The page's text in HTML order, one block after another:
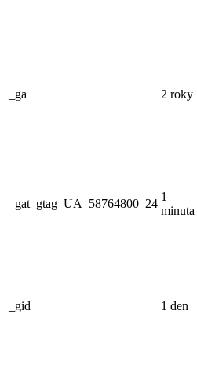
_ga 2 roky
_gat_gtag_UA_58764800_24
1
minuta
_gid 1 den